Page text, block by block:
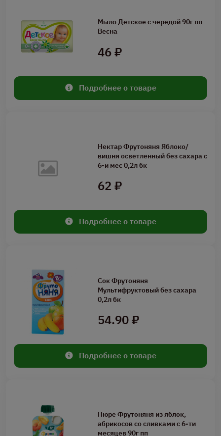
Мыло Детское с чередой 90г пп
Весна
46 ₽
Подробнее о товаре
Нектар Фрутоняня Яблоко/
вишня осветленный без сахара с
6-и мес 0,2л бк
62 ₽
Подробнее о товаре
Сок Фрутоняня
Мультифруктовый без сахара
0,2л бк
54.90 ₽
Подробнее о товаре
Пюре Фрутоняня из яблок,
абрикосов со сливками с 6-ти
месяцев 90г пп